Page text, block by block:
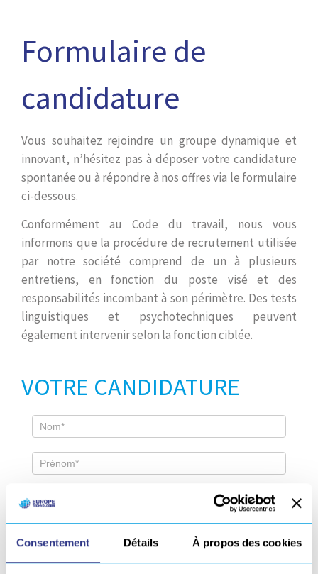
Consentement Détails À propos des cookies
Formulaire de
candidature
Vous souhaitez rejoindre un groupe dynamique et
innovant, n’hésitez pas à déposer votre candidature
spontanée ou à répondre à nos offres via le formulaire
ci-dessous.
Conformément au Code du travail, nous vous
informons que la procédure de recrutement utilisée
par notre société comprend de un à plusieurs
entretiens, en fonction du poste visé et des
responsabilités incombant à son périmètre. Des tests
linguistiques et psychotechniques peuvent
également intervenir selon la fonction ciblée.
VOTRE CANDIDATURE